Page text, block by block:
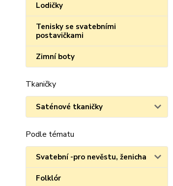
Lodičky
Tenisky se svatebními
postavičkami
Zimní boty
Tkaničky
Saténové tkaničky
Podle tématu
Svatební -pro nevěstu, ženicha
Folklór